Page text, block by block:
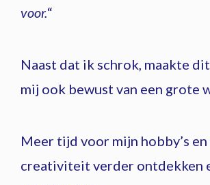
voor.“
Naast dat ik schrok, maakte
mij ook bewust van een grote
Meer tijd voor mijn hobby’s en
creativiteit verder ontdekken